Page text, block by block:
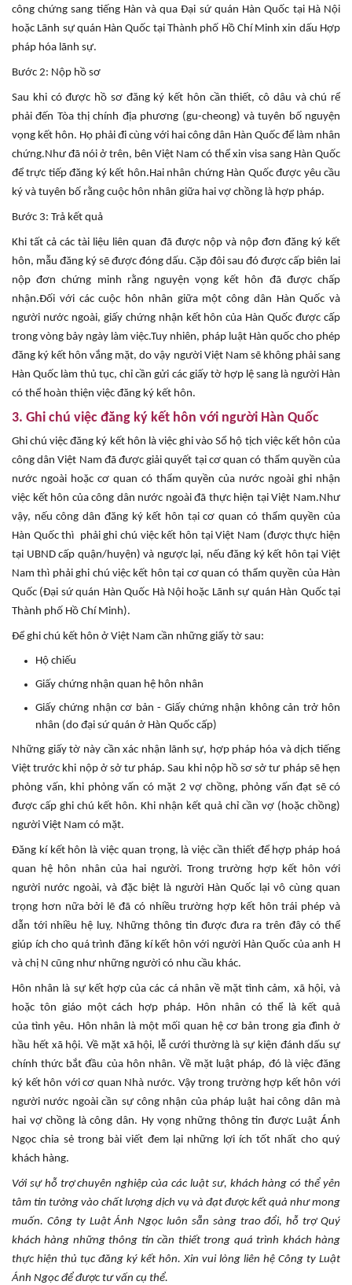
công chứng sang tiếng Hàn và qua Đại sứ quán Hàn Quốc tại Hà Nội
hoặc Lãnh sự quán Hàn Quốc tại Thành phố Hồ Chí Minh xin dấu Hợp
pháp hóa lãnh sự.
Bước 2: Nộp hồ sơ
Sau khi có được hồ sơ đăng ký kết hôn cần thiết, cô dâu và chú rể
phải đến Tòa thị chính địa phương (gu-cheong) và tuyên bố nguyện
vọng kết hôn. Họ phải đi cùng với hai công dân Hàn Quốc để làm nhân
chứng.Như đã nói ở trên, bên Việt Nam có thể xin visa sang Hàn Quốc
để trực tiếp đăng ký kết hôn.Hai nhân chứng Hàn Quốc được yêu cầu
ký và tuyên bố rằng cuộc hôn nhân giữa hai vợ chồng là hợp pháp.
Bước 3: Trả kết quả
Khi tất cả các tài liệu liên quan đã được nộp và nộp đơn đăng ký kết
hôn, mẫu đăng ký sẽ được đóng dấu. Cặp đôi sau đó được cấp biên lai
nộp đơn chứng minh rằng nguyện vọng kết hôn đã được chấp
nhận.Đối với các cuộc hôn nhân giữa một công dân Hàn Quốc và
người nước ngoài, giấy chứng nhận kết hôn của Hàn Quốc được cấp
trong vòng bảy ngày làm việc.Tuy nhiên, pháp luật Hàn quốc cho phép
đăng ký kết hôn vắng mặt, do vậy người Việt Nam sẽ không phải sang
Hàn Quốc làm thủ tục, chỉ cần gửi các giấy tờ hợp lệ sang là người Hàn
có thể hoàn thiện việc đăng ký kết hôn.
3. Ghi chú việc đăng ký kết hôn với người Hàn Quốc
Ghi chú việc đăng ký kết hôn là việc ghi vào Sổ hộ tịch việc kết hôn của
công dân Việt Nam đã được giải quyết tại cơ quan có thẩm quyền của
nước ngoài hoặc cơ quan có thẩm quyền của nước ngoài ghi nhận
việc kết hôn của công dân nước ngoài đã thực hiện tại Việt Nam.Như
vậy, nếu công dân đăng ký kết hôn tại cơ quan có thẩm quyền của
Hàn Quốc thì phải ghi chú việc kết hôn tại Việt Nam (được thực hiện
tại UBND cấp quận/huyện) và ngược lại, nếu đăng ký kết hôn tại Việt
Nam thì phải ghi chú việc kết hôn tại cơ quan có thẩm quyền của Hàn
Quốc (Đại sứ quán Hàn Quốc Hà Nội hoặc Lãnh sự quán Hàn Quốc tại
Thành phố Hồ Chí Minh).
Để ghi chú kết hôn ở Việt Nam cần những giấy tờ sau:
Hộ chiếu
Giấy chứng nhận quan hệ hôn nhân
Giấy chứng nhận cơ bản - Giấy chứng nhận không cản trở hôn
nhân (do đại sứ quán ở Hàn Quốc cấp)
Những giấy tờ này cần xác nhận lãnh sự, hợp pháp hóa và dịch tiếng
Việt trước khi nộp ở sở tư pháp. Sau khi nộp hồ sơ sở tư pháp sẽ hẹn
phỏng vấn, khi phỏng vấn có mặt 2 vợ chồng, phỏng vấn đạt sẽ có
được cấp ghi chú kết hôn. Khi nhận kết quả chỉ cần vợ (hoặc chồng)
người Việt Nam có mặt.
Đăng kí kết hôn là việc quan trọng, là việc cần thiết để hợp pháp hoá
quan hệ hôn nhân của hai người. Trong trường hợp kết hôn với
người nước ngoài, và đặc biệt là người Hàn Quốc lại vô cùng quan
trọng hơn nữa bởi lẽ đã có nhiều trường hợp kết hôn trái phép và
dẫn tới nhiều hệ luỵ. Những thông tin được đưa ra trên đây có thể
giúp ích cho quá trình đăng kí kết hôn với người Hàn Quốc của anh H
và chị N cũng như những người có nhu cầu khác.
Hôn nhân là sự kết hợp của các cá nhân về mặt tình cảm, xã hội, và
hoặc tôn giáo một cách hợp pháp. Hôn nhân có thể là kết quả
của tình yêu. Hôn nhân là một mối quan hệ cơ bản trong gia đình ở
hầu hết xã hội. Về mặt xã hội, lễ cưới thường là sự kiện đánh dấu sự
chính thức bắt đầu của hôn nhân. Về mặt luật pháp, đó là việc đăng
ký kết hôn với cơ quan Nhà nước. Vậy trong trường hợp kết hôn với
người nước ngoài cần sự công nhận của pháp luật hai công dân mà
hai vợ chồng là công dân. Hy vọng những thông tin được Luật Ánh
Ngọc chia sẻ trong bài viết đem lại những lợi ích tốt nhất cho quý
khách hàng.
Với sự hỗ trợ chuyên nghiệp của các luật sư, khách hàng có thể yên
tâm tin tưởng vào chất lượng dịch vụ và đạt được kết quả như mong
muốn. Công ty Luật Ánh Ngọc luôn sẵn sàng trao đổi, hỗ trợ Quý
khách hàng những thông tin cần thiết trong quá trình khách hàng
thực hiện thủ tục đăng ký kết hôn. Xin vui lòng liên hệ Công ty Luật
Ánh Ngọc để được tư vấn cụ thể.